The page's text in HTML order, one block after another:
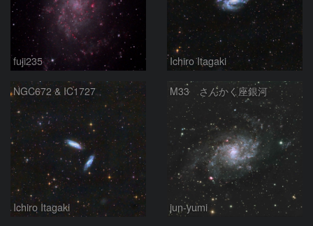
fuji235 Ichiro Itagaki
NGC672 & IC1727
Ichiro Itagaki
M33 さんかく座銀河
jun-yumi